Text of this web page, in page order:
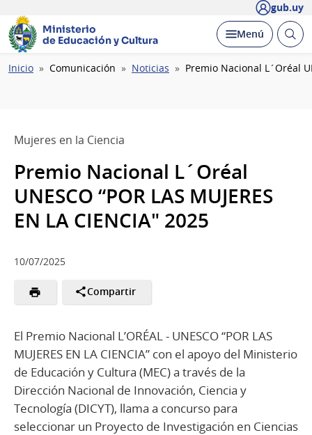
gub.uy
Ministerio
de Educación y Cultura
Desplegar
Menú Abrir
Ruta
Inicio Comunicación Noticias Premio Nacional L´Oréal
Mujeres en la Ciencia
Premio Nacional L´Oréal
UNESCO “POR LAS MUJERES
EN LA CIENCIA" 2025
10/07/2025
Compartir
El Premio Nacional L’ORÉAL - UNESCO “POR LAS
MUJERES EN LA CIENCIA” con el apoyo del Ministerio
de Educación y Cultura (MEC) a través de la
Dirección Nacional de Innovación, Ciencia y
Tecnología (DICYT), llama a concurso para
seleccionar un Proyecto de Investigación en Ciencias